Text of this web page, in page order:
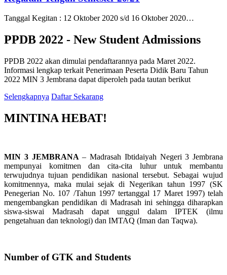
Tanggal Kegitan : 12 Oktober 2020 s/d 16 Oktober 2020…
PPDB 2022 - New Student Admissions
PPDB 2022 akan dimulai pendaftarannya pada Maret 2022.
Informasi lengkap terkait Penerimaan Peserta Didik Baru Tahun
2022 MIN 3 Jembrana dapat diperoleh pada tautan berikut
Selengkapnya Daftar Sekarang
MINTINA HEBAT!
MIN 3 JEMBRANA – Madrasah Ibtidaiyah Negeri 3 Jembrana
mempunyai komitmen dan cita-cita luhur untuk membantu
terwujudnya tujuan pendidikan nasional tersebut. Sebagai wujud
komitmennya, maka mulai sejak di Negerikan tahun 1997 (SK
Penegerian No. 107 /Tahun 1997 tertanggal 17 Maret 1997) telah
mengembangkan pendidikan di Madrasah ini sehingga diharapkan
siswa-siswai Madrasah dapat unggul dalam IPTEK (ilmu
pengetahuan dan teknologi) dan IMTAQ (Iman dan Taqwa).
Number of GTK and Students